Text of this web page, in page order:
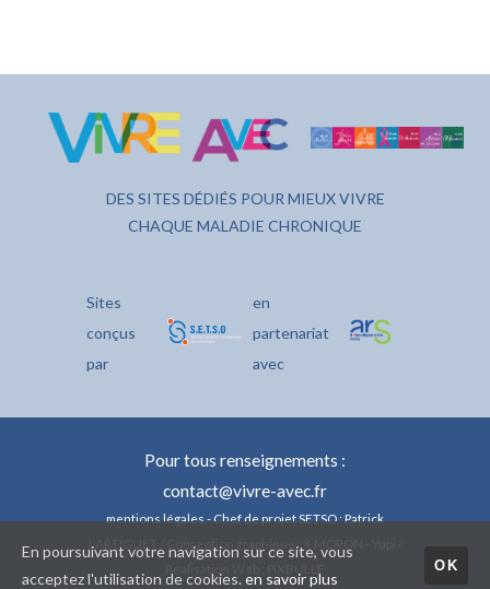
DES SITES DÉDIÉS POUR MIEUX VIVRE
CHAQUE MALADIE CHRONIQUE
Sites
conçus
par
en
partenariat
avec
Pour tous renseignements :
contact@vivre-avec.fr
mentions légales- Chef de projet SETSO : Patrick
LARTIGUET / Conception graphique : X.MORON - Yupi /
En poursuivant votre navigation sur ce site, vous
acceptez l'utilisation de cookies. en savoir plus
OK